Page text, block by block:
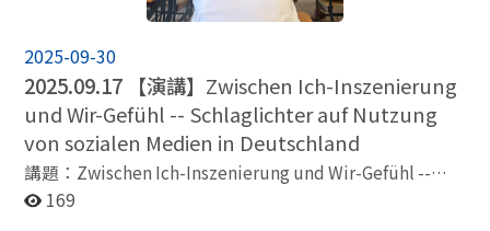
2025-09-30
2025.09.17 【演講】 Zwischen Ich-Inszenierung
und Wir-Gefühl -- Schlaglichter auf Nutzung
von sozialen Medien in Deutschland
講題：Zwischen Ich-Inszenierung und Wir-Gefühl --
Schlaglichter auf Nutzung von sozialen Medien in
169